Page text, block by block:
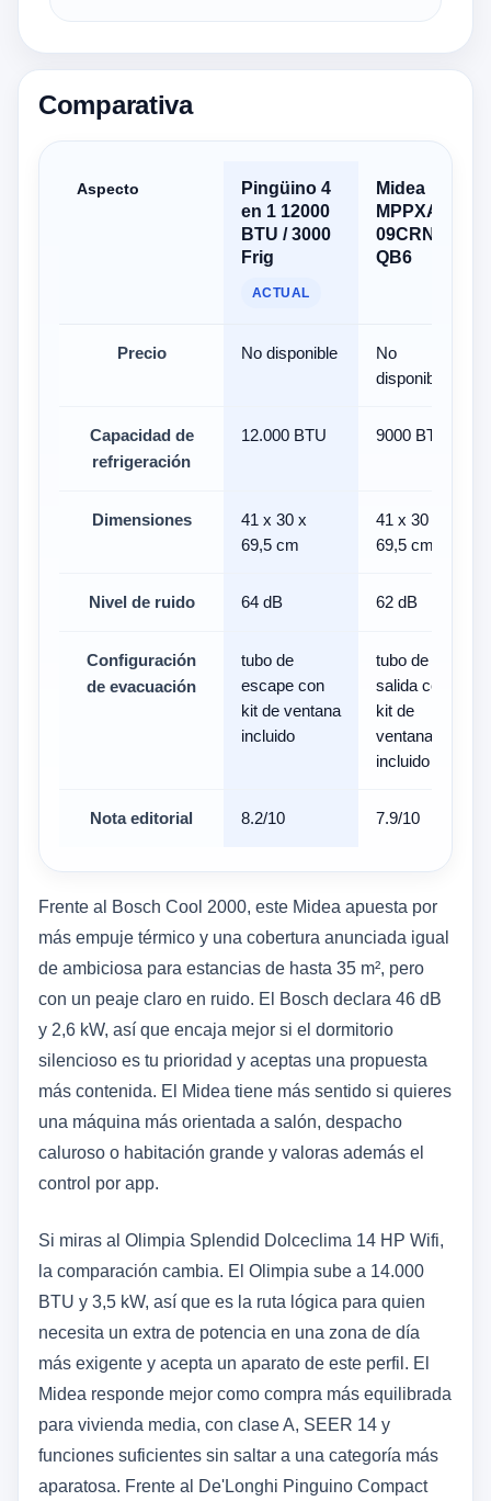
Comparativa
Aspecto
Pingüino 4
en 1 12000
BTU / 3000
Frig
ACTUAL
Midea
MPPXAZ-
09CRN7-
QB6
Precio No disponible
No
disponible
Capacidad de
refrigeración
12.000 BTU 9000 BTU
Dimensiones
41 x 30 x
69,5 cm
41 x 30 x
69,5 cm
Nivel de ruido 64 dB 62 dB
Configuración
de evacuación
tubo de
escape con
kit de ventana
incluido
tubo de
salida con
kit de
ventana
incluido
Nota editorial 8.2/10 7.9/10
Frente al Bosch Cool 2000, este Midea apuesta por
más empuje térmico y una cobertura anunciada igual
de ambiciosa para estancias de hasta 35 m², pero
con un peaje claro en ruido. El Bosch declara 46 dB
y 2,6 kW, así que encaja mejor si el dormitorio
silencioso es tu prioridad y aceptas una propuesta
más contenida. El Midea tiene más sentido si quieres
una máquina más orientada a salón, despacho
caluroso o habitación grande y valoras además el
control por app.
Si miras al Olimpia Splendid Dolceclima 14 HP Wifi,
la comparación cambia. El Olimpia sube a 14.000
BTU y 3,5 kW, así que es la ruta lógica para quien
necesita un extra de potencia en una zona de día
más exigente y acepta un aparato de este perfil. El
Midea responde mejor como compra más equilibrada
para vivienda media, con clase A, SEER 14 y
funciones suficientes sin saltar a una categoría más
aparatosa. Frente al De'Longhi Pinguino Compact